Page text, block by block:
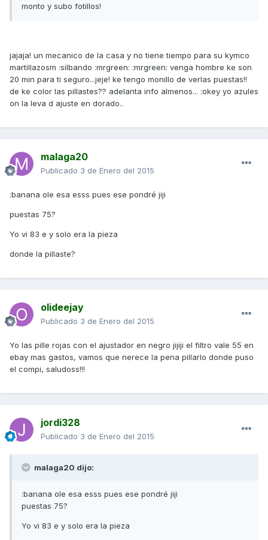
monto y subo fotillos!
jajaja! un mecanico de la casa y no tiene tiempo para su kymco
martillazosm :silbando :mrgreen: :mrgreen: venga hombre ke son
20 min para ti seguro...jeje! ke tengo monillo de verlas puestas!!
de ke color las pillastes?? adelanta info almenos... :okey yo azules
on la leva d ajuste en dorado..
malaga20
Publicado 3 de Enero del 2015
:banana ole esa esss pues ese pondré jiji
puestas 75?
Yo vi 83 e y solo era la pieza
donde la pillaste?
olideejay
Publicado 3 de Enero del 2015
Yo las pille rojas con el ajustador en negro jijiji el filtro vale 55 en
ebay mas gastos, vamos que nerece la pena pillarlo donde puso
el compi, saludoss!!!
jordi328
Publicado 3 de Enero del 2015
malaga20 dijo:
:banana ole esa esss pues ese pondré jiji
puestas 75?
Yo vi 83 e y solo era la pieza